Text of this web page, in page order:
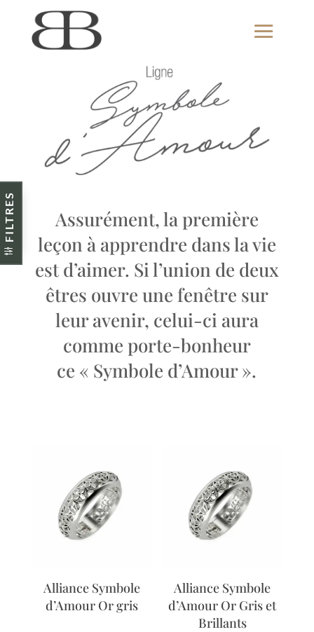
Assurément, la première
leçon à apprendre dans la vie
est d’aimer. Si l’union de deux
êtres ouvre une fenêtre sur
leur avenir, celui-ci aura
comme porte-bonheur
ce « Symbole d’Amour ».
FILTRES
Alliance Symbole
d’Amour Or gris
Alliance Symbole
d’Amour Or Gris et
Brillants